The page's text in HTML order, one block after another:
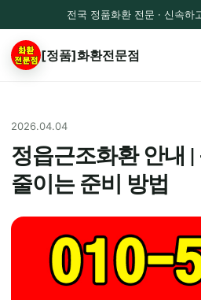
전국 정품화환 전문 · 신속하
[정품]화환전문점
2026.04.04
정읍근조화환 안내
줄이는 준비 방법